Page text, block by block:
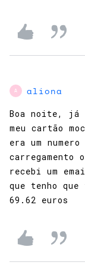
A aliona
Boa noite, já
meu cartão
era um
carregamento
recebi um
que tenho
69.62 euros